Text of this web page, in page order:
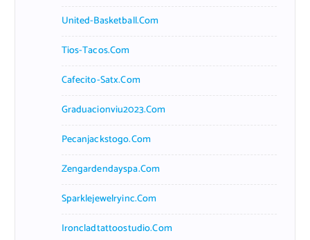
United-Basketball.com
Tios-Tacos.com
Cafecito-Satx.com
Graduacionviu2023.com
Pecanjackstogo.com
Zengardendayspa.com
Sparklejewelryinc.com
Ironcladtattoostudio.com